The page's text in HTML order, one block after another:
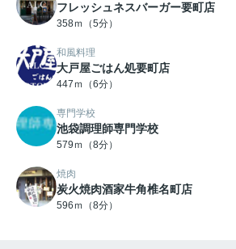
フレッシュネスバーガー要町店
358ｍ（5分）
和風料理
大戸屋ごはん処要町店
447ｍ（6分）
専門学校
池袋調理師専門学校
579ｍ（8分）
焼肉
炭火焼肉酒家牛角椎名町店
596ｍ（8分）